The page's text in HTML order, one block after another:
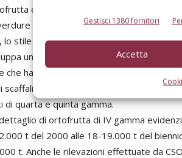
Gestisci 1380 fornitori
Accetta
e specialmente di frutta per la
non entra facilmente nella
lo stile di vita caratterizzato da sempre
una domanda di prodotti con tempi
che ha esigenza di servizio e, in genere,
della moderna distribuzione dove
quarta e quinta gamma.
di ortofrutta di IV gamma
t del 2000 alle 18-19.000 t del
t. Anche le rilevazioni effettuate da